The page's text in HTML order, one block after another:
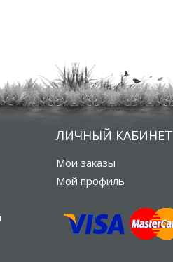
ЛИЧНЫЙ КАБИНЕТ
Мои заказы
Мой профиль